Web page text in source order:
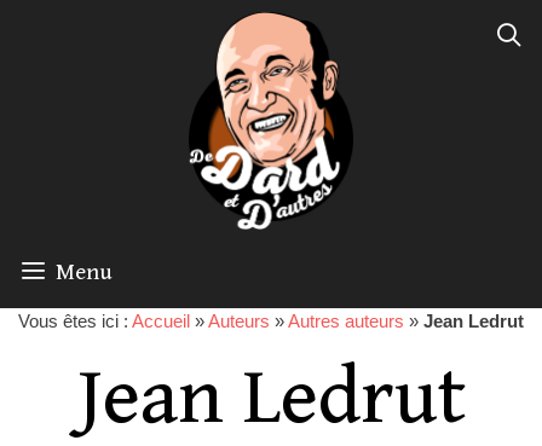
Menu
Vous êtes ici : Accueil »Auteurs »Autres auteurs » Jean Ledrut
Jean Ledrut